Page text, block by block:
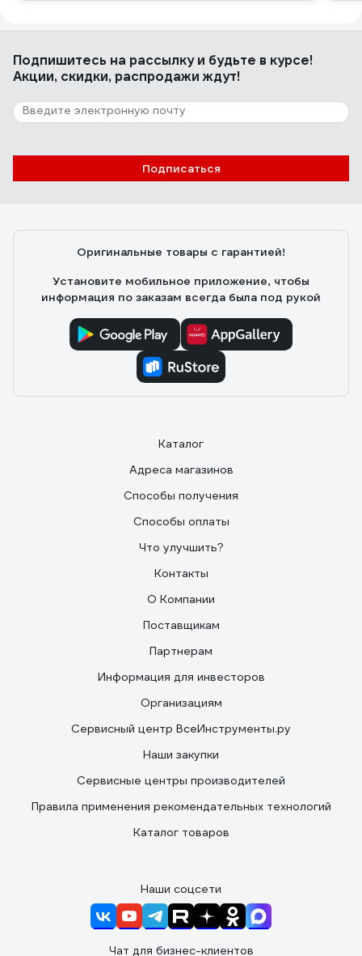
Подпишитесь на рассылкуи будьте в курсе!
Акции, скидки, распродажи ждут!
Подписаться
Оригинальные товары с гарантией!
Установите мобильное приложение, чтобы
информация по заказам всегда была под рукой
Каталог
Адреса магазинов
Способы получения
Способы оплаты
Что улучшить?
Контакты
О Компании
Поставщикам
Партнерам
Информация для инвесторов
Организациям
Сервисный центр ВсеИнструменты.ру
Наши закупки
Сервисные центры производителей
Правила применения рекомендательных технологий
Каталог товаров
Наши соцсети
Чат для бизнес-клиентов